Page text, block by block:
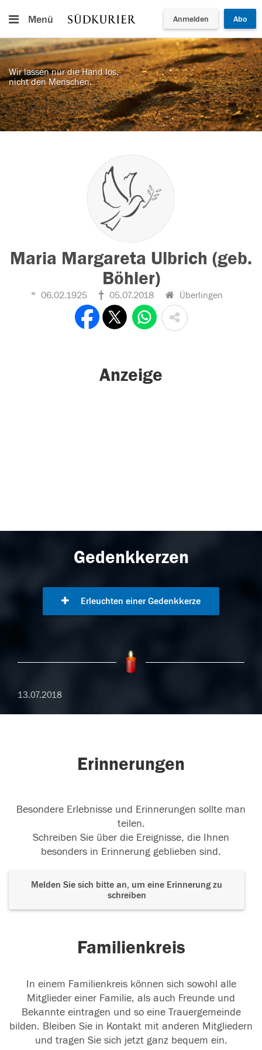
Menü Anmelden Abo
Wir lassen nur die Hand los,
nicht den Menschen.
Maria Margareta Ulbrich (geb.
Böhler)
06.02.1925 05.07.2018 Überlingen
Anzeige
Gedenkkerzen
Erleuchten einer Gedenkkerze
13.07.2018
Erinnerungen
Besondere Erlebnisse und Erinnerungen sollte man
teilen.
Schreiben Sie über die Ereignisse, die Ihnen
besonders in Erinnerung geblieben sind.
Melden Sie sich bitte an, um eine Erinnerung zu
schreiben
Familienkreis
In einem Familienkreis können sich sowohl alle
Mitglieder einer Familie, als auch Freunde und
Bekannte eintragen und so eine Trauergemeinde
bilden. Bleiben Sie in Kontakt mit anderen Mitgliedern
und tragen Sie sich jetzt ganz bequem ein.